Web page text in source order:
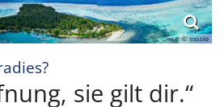
© missio
:
sie gilt dir.“